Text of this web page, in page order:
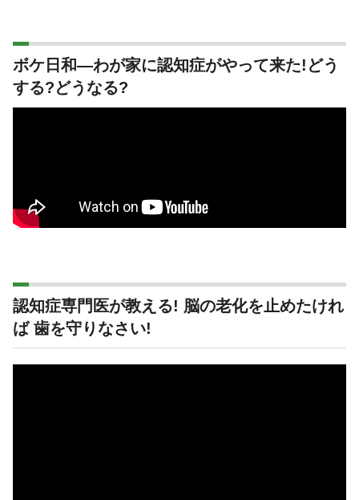
ボケ日和―わが家に認知症がやって来た!どう
する?どうなる?
認知症専門医が教える! 脳の老化を止めたけれ
ば 歯を守りなさい!